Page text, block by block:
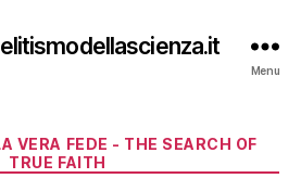
Menu
Categorie
VERA FEDE - THE SEARCH OF
TRUE FAITH